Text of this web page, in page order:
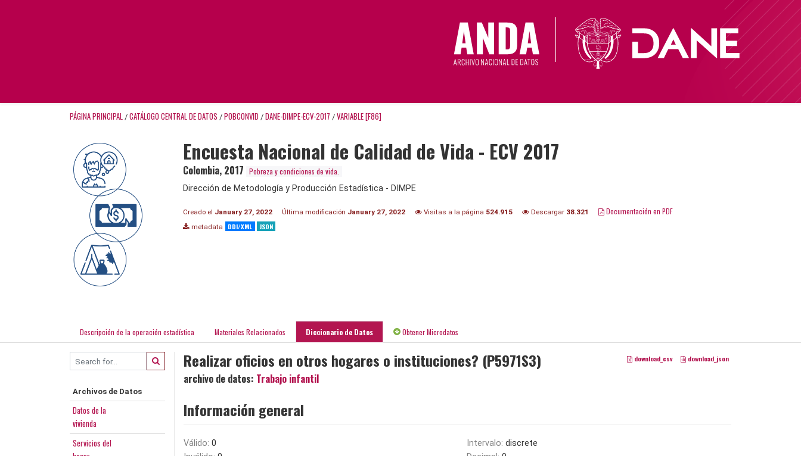
PÁGINA PRINCIPAL / CATÁLOGO CENTRAL DE DATOS / POBCONVID / DANE-DIMPE-ECV-2017 / VARIABLE [F86]
Encuesta Nacional de Calidad de Vida - ECV 2017
Colombia, 2017 Pobreza y condiciones de vida.
Dirección de Metodología y Producción Estadística - DIMPE
Creado el January 27, 2022 Última modificación January 27, 2022 Visitas a la página 524.915 Descargar 38.321 Documentación en PDF
metadata DDI/XML JSON
Descripción de la operación estadística Materiales Relacionados Diccionario de Datos Obtener Microdatos
Archivos de Datos
Datos de la
vivienda
Servicios del
download_csv download_json
Realizar oficios en otros hogares o instituciones? (P5971S3)
archivo de datos: Trabajo infantil
Información general
Válido: 0
Intervalo: discrete